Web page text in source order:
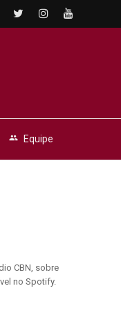
people Equipe
CBN, sobre
no Spotify.